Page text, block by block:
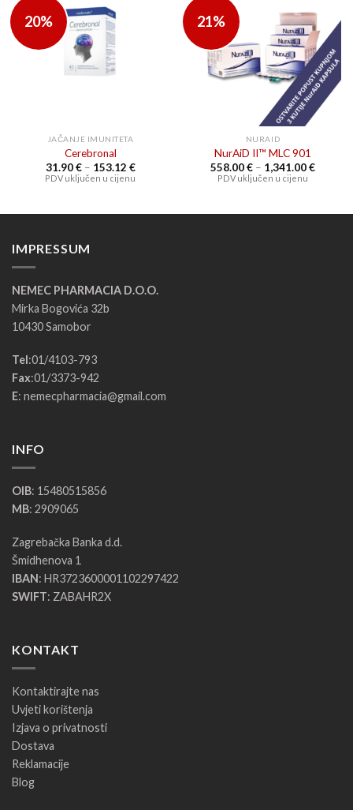
20%
JAČANJE IMUNITETA
Cerebronal
31.90€ – 153.12 €Raspon
cijena:
153.12 €
PDV uključen u cijenu
21%
NURAID
NurAiD II™ MLC 901
558.00€ – 1,341.00€Raspon
PDV uključen u cijenu
IMPRESSUM
NEMEC PHARMACIA D.O.O.
Mirka Bogovića 32b
10430 Samobor
Tel:01/4103-793
Fax:01/3373-942
E: nemecpharmacia@gmail.com
INFO
OIB: 15480515856
MB: 2909065
Zagrebačka Banka d.d.
Šmidhenova 1
IBAN: HR3723600001102297422
SWIFT: ZABAHR2X
KONTAKT
Kontaktirajte nas
Uvjeti korištenja
Izjava o privatnosti
Dostava
Reklamacije
Blog